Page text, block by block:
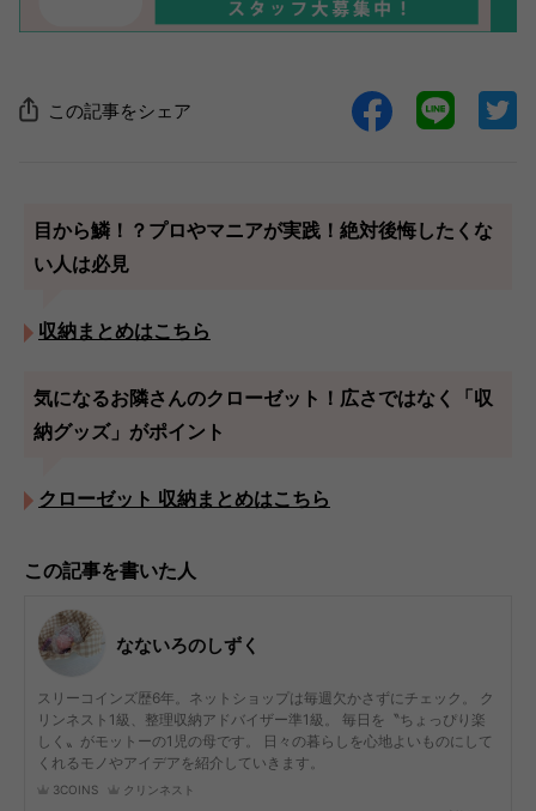
この記事をシェア
目から鱗！？プロやマニアが実践！絶対後悔したくな
い人は必見
収納まとめはこちら
気になるお隣さんのクローゼット！広さではなく「収
納グッズ」がポイント
クローゼット 収納まとめはこちら
この記事を書いた人
なないろのしずく
スリーコインズ歴6年。ネットショップは毎週欠かさずにチェック。 ク
リンネスト1級、整理収納アドバイザー準1級。 毎日を〝ちょっぴり楽
しく〟がモットーの1児の母です。 日々の暮らしを心地よいものにして
くれるモノやアイデアを紹介していきます。
3COINS クリンネスト